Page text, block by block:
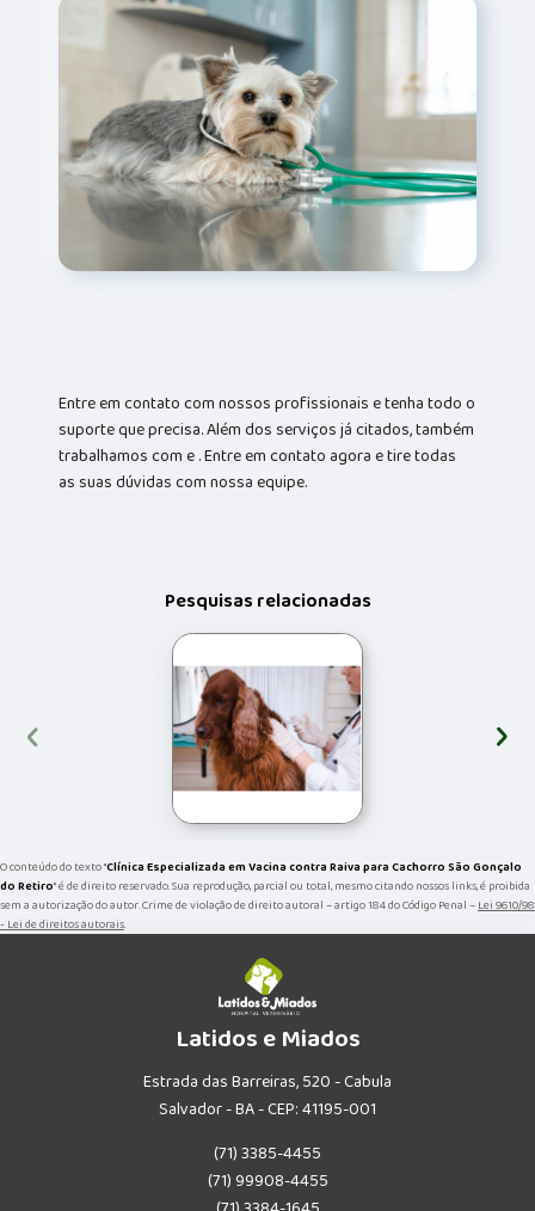
Entre em contato com nossos profissionais e tenha todo o
suporte que precisa. Além dos serviços já citados, também
trabalhamos com e . Entre em contato agora e tire todas
as suas dúvidas com nossa equipe.
Pesquisas relacionadas
‹ ›
O conteúdo do texto "Clínica Especializada em Vacina contra Raiva para Cachorro São Gonçalo
do Retiro" é de direito reservado. Sua reprodução, parcial ou total, mesmo citando nossos links, é proibida
sem a autorização do autor. Crime de violação de direito autoral – artigo 184 do Código Penal –Lei 9610/98
- Lei de direitos autorais.
Latidos e Miados
Estrada das Barreiras, 520 - Cabula
Salvador - BA - CEP: 41195-001
(71) 3385-4455
(71) 99908-4455